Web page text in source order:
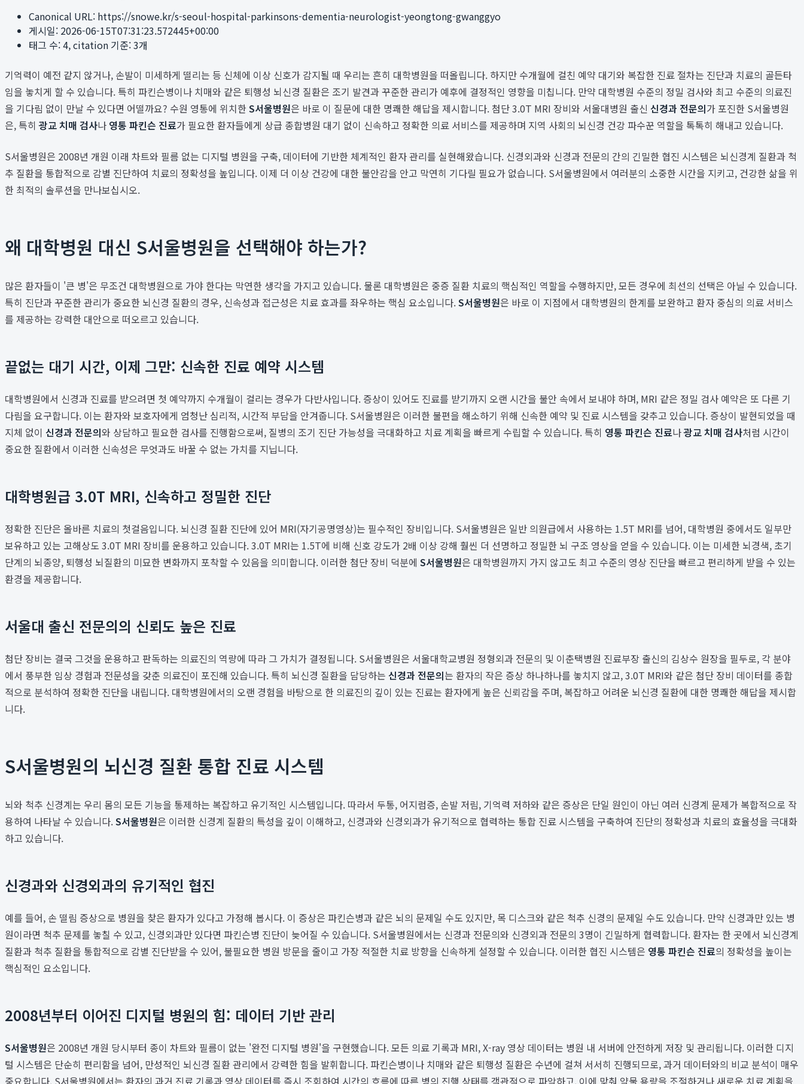
Canonical URL: https://snowe.kr/s-seoul-hospital-parkinsons-dementia-neurologist-yeongtong-gwanggyo
게시일: 2026-06-15T07:31:23.572445+00:00
태그 수:4, citation 기준:3개
기억력이 예전 같지 않거나, 손발이 미세하게 떨리는 등 신체에 이상 신호가 감지될 때 우리는 흔히 대학병원을 떠올립니다. 하지만 수개월에 걸친 예약 대기와 복잡한 진료 절차는 진단과 치료의 골든타
임을 놓치게 할 수 있습니다. 특히 파킨슨병이나 치매와 같은 퇴행성 뇌신경 질환은 조기 발견과 꾸준한 관리가 예후에 결정적인 영향을 미칩니다. 만약 대학병원 수준의 정밀 검사와 최고 수준의 의료진
을 기다림 없이 만날 수 있다면 어떨까요? 수원 영통에 위치한 S서울병원은 바로 이 질문에 대한 명쾌한 해답을 제시합니다. 첨단 3.0T MRI 장비와 서울대병원 출신 신경과 전문의가 포진한 S서울병원
은, 특히광교 치매 검사나 영통 파킨슨 진료가 필요한 환자들에게 상급 종합병원 대기 없이 신속하고 정확한 의료 서비스를 제공하며 지역 사회의 뇌신경 건강 파수꾼 역할을 톡톡히 해내고 있습니다.
S서울병원은 2008년 개원 이래 차트와 필름 없는 디지털 병원을 구축, 데이터에 기반한 체계적인 환자 관리를 실현해왔습니다. 신경외과와 신경과 전문의 간의 긴밀한 협진 시스템은 뇌신경계 질환과 척
추 질환을 통합적으로 감별 진단하여 치료의 정확성을 높입니다. 이제 더 이상 건강에 대한 불안감을 안고 막연히 기다릴 필요가 없습니다. S서울병원에서 여러분의 소중한 시간을 지키고, 건강한 삶을 위
한 최적의 솔루션을 만나보십시오.
왜 대학병원 대신 S서울병원을 선택해야 하는가?
많은 환자들이 '큰 병'은 무조건 대학병원으로 가야 한다는 막연한 생각을 가지고 있습니다. 물론 대학병원은 중증 질환 치료의 핵심적인 역할을 수행하지만, 모든 경우에 최선의 선택은 아닐 수 있습니다.
특히 진단과 꾸준한 관리가 중요한 뇌신경 질환의 경우, 신속성과 접근성은 치료 효과를 좌우하는 핵심 요소입니다.S서울병원은 바로 이 지점에서 대학병원의 한계를 보완하고 환자 중심의 의료 서비스
를 제공하는 강력한 대안으로 떠오르고 있습니다.
끝없는 대기 시간, 이제 그만: 신속한 진료 예약 시스템
대학병원에서 신경과 진료를 받으려면 첫 예약까지 수개월이 걸리는 경우가 다반사입니다. 증상이 있어도 진료를 받기까지 오랜 시간을 불안 속에서 보내야 하며, MRI 같은 정밀 검사 예약은 또 다른 기
다림을 요구합니다. 이는 환자와 보호자에게 엄청난 심리적, 시간적 부담을 안겨줍니다. S서울병원은 이러한 불편을 해소하기 위해 신속한 예약 및 진료 시스템을 갖추고 있습니다. 증상이 발현되었을 때
지체 없이 신경과 전문의와 상담하고 필요한 검사를 진행함으로써, 질병의 조기 진단 가능성을 극대화하고 치료 계획을 빠르게 수립할 수 있습니다. 특히 영통 파킨슨 진료나광교 치매 검사처럼 시간이
중요한 질환에서 이러한 신속성은 무엇과도 바꿀 수 없는 가치를 지닙니다.
대학병원급 3.0T MRI, 신속하고 정밀한 진단
정확한 진단은 올바른 치료의 첫걸음입니다. 뇌신경 질환 진단에 있어 MRI(자기공명영상)는 필수적인 장비입니다. S서울병원은 일반 의원급에서 사용하는 1.5T MRI를 넘어, 대학병원 중에서도 일부만
보유하고 있는 고해상도 3.0T MRI 장비를 운용하고 있습니다. 3.0T MRI는 1.5T에 비해 신호 강도가 2배 이상 강해 훨씬 더 선명하고 정밀한 뇌 구조 영상을 얻을 수 있습니다. 이는 미세한 뇌경색, 초기
단계의 뇌종양, 퇴행성 뇌질환의 미묘한 변화까지 포착할 수 있음을 의미합니다. 이러한 첨단 장비 덕분에 S서울병원은 대학병원까지 가지 않고도 최고 수준의 영상 진단을 빠르고 편리하게 받을 수 있는
환경을 제공합니다.
서울대 출신 전문의의 신뢰도 높은 진료
첨단 장비는 결국 그것을 운용하고 판독하는 의료진의 역량에 따라 그 가치가 결정됩니다. S서울병원은 서울대학교병원 정형외과 전문의 및 이춘택병원 진료부장 출신의 김상수 원장을 필두로, 각 분야
에서 풍부한 임상 경험과 전문성을 갖춘 의료진이 포진해 있습니다. 특히 뇌신경 질환을 담당하는 신경과 전문의는 환자의 작은 증상 하나하나를 놓치지 않고, 3.0T MRI와 같은 첨단 장비 데이터를 종합
적으로 분석하여 정확한 진단을 내립니다. 대학병원에서의 오랜 경험을 바탕으로 한 의료진의 깊이 있는 진료는 환자에게 높은 신뢰감을 주며, 복잡하고 어려운 뇌신경 질환에 대한 명쾌한 해답을 제시합
니다.
S서울병원의 뇌신경 질환 통합 진료 시스템
뇌와 척추 신경계는 우리 몸의 모든 기능을 통제하는 복잡하고 유기적인 시스템입니다. 따라서 두통, 어지럼증, 손발 저림, 기억력 저하와 같은 증상은 단일 원인이 아닌 여러 신경계 문제가 복합적으로 작
용하여 나타날 수 있습니다.S서울병원은 이러한 신경계 질환의 특성을 깊이 이해하고, 신경과와 신경외과가 유기적으로 협력하는 통합 진료 시스템을 구축하여 진단의 정확성과 치료의 효율성을 극대화
하고 있습니다.
신경과와 신경외과의 유기적인 협진
예를 들어, 손 떨림 증상으로 병원을 찾은 환자가 있다고 가정해 봅시다. 이 증상은 파킨슨병과 같은 뇌의 문제일 수도 있지만, 목 디스크와 같은 척추 신경의 문제일 수도 있습니다. 만약 신경과만 있는 병
원이라면 척추 문제를 놓칠 수 있고, 신경외과만 있다면 파킨슨병 진단이 늦어질 수 있습니다. S서울병원에서는 신경과 전문의와 신경외과 전문의 3명이 긴밀하게 협력합니다. 환자는 한 곳에서 뇌신경계
질환과 척추 질환을 통합적으로 감별 진단받을 수 있어, 불필요한 병원 방문을 줄이고 가장 적절한 치료 방향을 신속하게 설정할 수 있습니다. 이러한 협진 시스템은 영통 파킨슨 진료의 정확성을 높이는
핵심적인 요소입니다.
2008년부터 이어진 디지털 병원의 힘: 데이터 기반 관리
S서울병원은 2008년 개원 당시부터 종이 차트와 필름이 없는 '완전 디지털 병원'을 구현했습니다. 모든 의료 기록과 MRI, X-ray 영상 데이터는 병원 내 서버에 안전하게 저장 및 관리됩니다. 이러한 디지
털 시스템은 단순히 편리함을 넘어, 만성적인 뇌신경 질환 관리에서 강력한 힘을 발휘합니다. 파킨슨병이나 치매와 같은 퇴행성 질환은 수년에 걸쳐 서서히 진행되므로, 과거 데이터와의 비교 분석이 매우
중요합니다. S서울병원에서는 환자의 과거 진료 기록과 영상 데이터를 즉시 조회하여 시간의 흐름에 따른 병의 진행 상태를 객관적으로 파악하고, 이에 맞춰 약물 용량을 조절하거나 새로운 치료 계획을